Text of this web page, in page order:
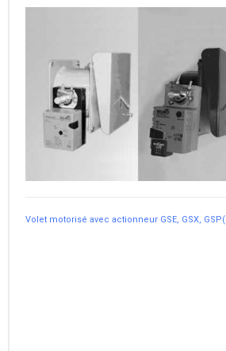
Volet motorisé avec actionneur GSE, GSX,